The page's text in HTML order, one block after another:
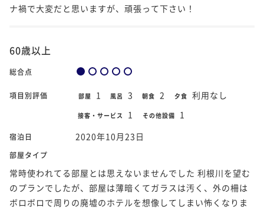
ナ禍で大変だと思いますが、頑張って下さい！
60歳以上
総合点
項目別評価 部屋 1 風呂 3 朝食 2 夕食 利用なし
接客・サービス 1 その他設備 1
宿泊日 2020年10月23日
部屋タイプ
常時使われてる部屋とは思えないませんでした 利根川を望む
のプランでしたが、部屋は薄暗くてガラスは汚く、外の柵は
ボロボロで周りの廃墟のホテルを想像してしまい怖くなりま